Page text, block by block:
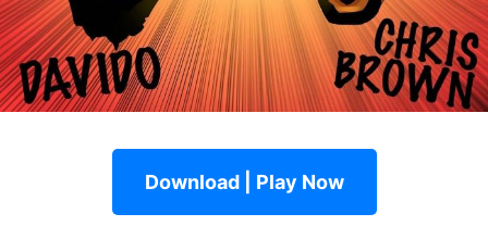
Download | Play Now